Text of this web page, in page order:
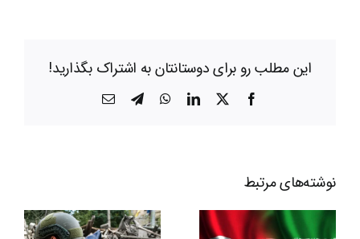
این مطلب رو برای دوستانتان به اشتراک بگذارید!
Facebook
X
LinkedIn
WhatsApp
Telegramایمیل
نوشته‌‌های مرتبط